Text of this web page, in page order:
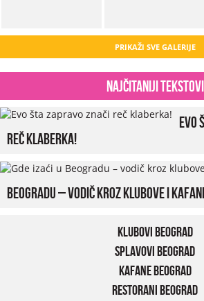
PRIKAŽI SVE GALERIJE
Najčitaniji tekstovi
Evo
reč klaberka!
Beogradu – vodič kroz klubove i
Klubovi Beograd
Splavovi Beograd
Kafane Beograd
Restorani Beograd